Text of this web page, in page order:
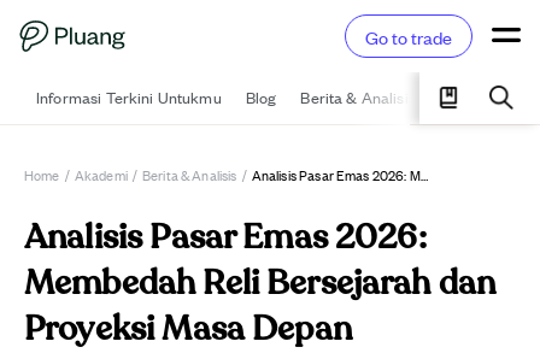
Go to trade
Informasi Terkini Untukmu Blog Berita & Analisis Pelajari
Home / Akademi / Berita & Analisis / Analisis Pasar Emas 2026: Membedah Reli Bersejarah Dan Proyeksi Masa Depan
Analisis Pasar Emas 2026:
Membedah Reli Bersejarah dan
Proyeksi Masa Depan